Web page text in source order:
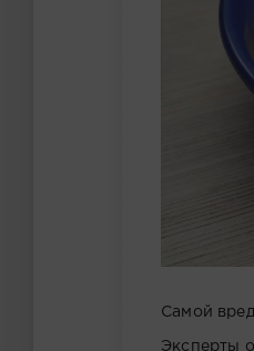
Самой
Эксперты